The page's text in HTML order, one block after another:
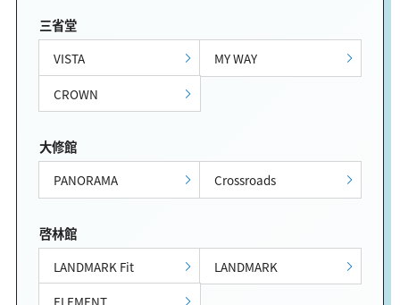
三省堂
VISTA
MY WAY
CROWN
大修館
PANORAMA Crossroads
啓林館
LANDMARK Fit
LANDMARK